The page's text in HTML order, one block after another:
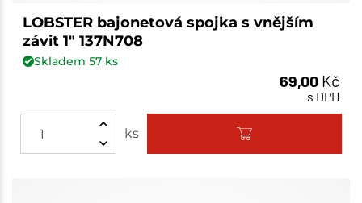
LOBSTER bajonetová spojka s vnějším
závit 1" 137N708
Skladem 57ks
69,00 Kč
s DPH
ks